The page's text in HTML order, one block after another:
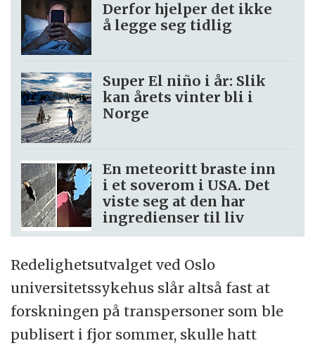
Derfor hjelper det ikke
å legge seg tidlig
Super El niño i år: Slik
kan årets vinter bli i
Norge
En meteoritt braste inn
i et soverom i USA. Det
viste seg at den har
ingredienser til liv
Redelighetsutvalget ved Oslo
universitetssykehus slår altså fast at
forskningen på transpersoner som ble
publisert i fjor sommer, skulle hatt